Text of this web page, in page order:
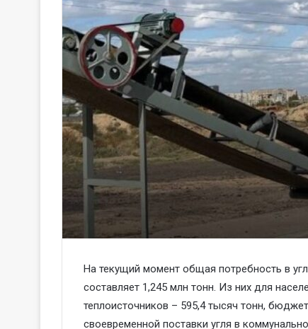
На текущий момент общая потребность в
составляет 1,245 млн тонн. Из них для
теплоисточников – 595,4 тысяч тонн,
своевременной поставки угля в